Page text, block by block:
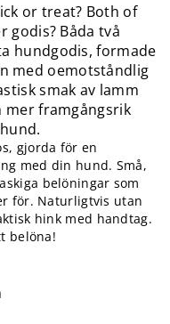
or treat? Both of
godis? Båda två
hundgodis, formade
med oemotståndlig
smak av lamm
mer framgångsrik
gjorda för en
med din hund. Små,
belöningar som
för. Naturligtvis utan
hink med handtag.
belöna!